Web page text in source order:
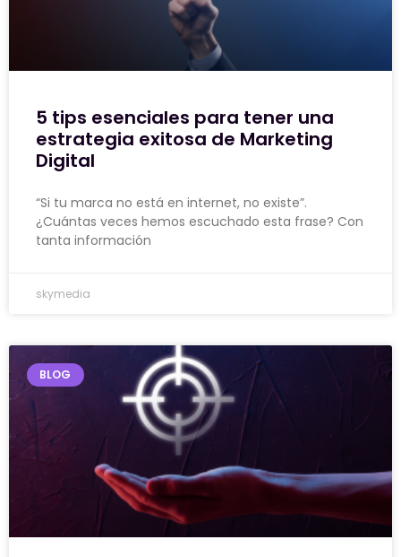
5 tips esenciales para tener una
estrategia exitosa de Marketing
Digital
“Si tu marca no está en internet, no existe”.
¿Cuántas veces hemos escuchado esta frase? Con
tanta información
skymedia
BLOG